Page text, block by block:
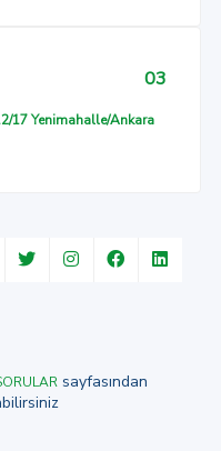
03
17 Yenimahalle/Ankara
sayfasından